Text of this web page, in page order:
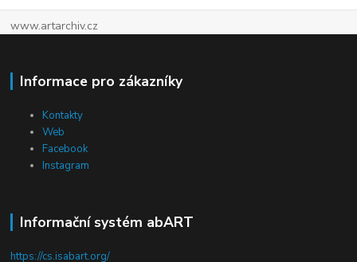
www.artarchiv.cz
Informace pro zákazníky
Kontakty
Web
Facebook
Instagram
Informační systém abART
https://cs.isabart.org/